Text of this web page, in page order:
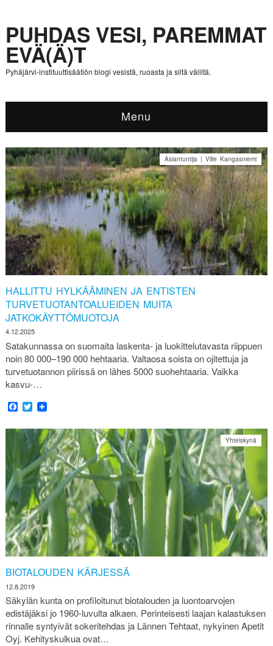
PUHDAS VESI, PAREMMAT
EVÄ(Ä)T
Pyhäjärvi-instituuttisäätiön blogi vesistä, ruoasta ja siltä väliltä.
Menu
HALLITTU HYLKÄÄMINEN JA ENTISTEN
TURVETUOTANTOALUEIDEN MUITA
JATKOKÄYTTÖMUOTOJA
4.12.2025
Asiantuntija | Ville Kangasniemi
Satakunnassa on suomaita laskenta- ja luokittelutavasta riippuen
noin 80 000–190 000 hehtaaria. Valtaosa soista on ojitettuja ja
turvetuotannon piirissä on lähes 5000 suohehtaaria. Vaikka
kasvu-…
Facebook
Twitter
BIOTALOUDEN KÄRJESSÄ
12.8.2019
Yhteiskynä
Säkylän kunta on profiloitunut biotalouden ja luontoarvojen
edistäjäksi jo 1960-luvulta alkaen. Perinteisesti laajan kalastuksen
rinnalle syntyivät sokeritehdas ja Lännen Tehtaat, nykyinen Apetit
Oyj. Kehityskulkua ovat…